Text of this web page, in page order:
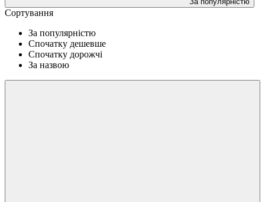
Сортування
За популярністю
Спочатку дешевше
Спочатку дорожчі
За назвою